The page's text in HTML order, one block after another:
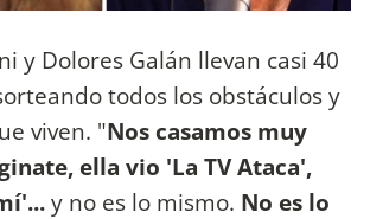
y Dolores Galán llevan casi 40
todos los obstáculos y
viven. "Nos casamos muy
ella vio 'La TV Ataca',
y no es lo mismo. No es lo